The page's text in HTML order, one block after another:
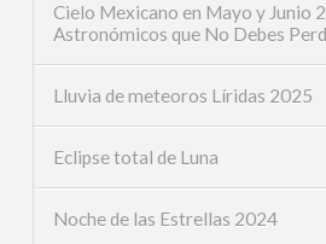
Cielo Mexicano en Mayo y Junio
Astronómicos que No Debes
Lluvia de meteoros Líridas 2025
Eclipse total de Luna
Noche de las Estrellas 2024